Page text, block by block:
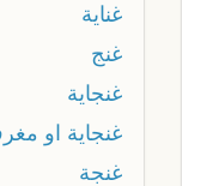
غناية
غنج
غنجاية
غنجاية او
غنجة